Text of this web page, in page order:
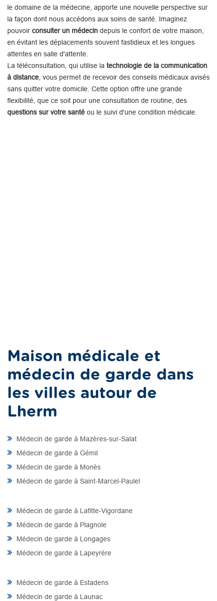
le domaine de la médecine, apporte une nouvelle perspective sur
la façon dont nous accédons aux soins de santé. Imaginez
pouvoir consulter un médecin depuis le confort de votre maison,
en évitant les déplacements souvent fastidieux et les longues
attentes en salle d'attente.
La téléconsultation, qui utilise la technologie de la communication
à distance , vous permet de recevoir des conseils médicaux avisés
sans quitter votre domicile. Cette option offre une grande
flexibilité, que ce soit pour une consultation de routine, des
questions sur votre santé ou le suivi d'une condition médicale.
Maison médicale et
médecin de garde dans
les villes autour de
Lherm
Médecin de garde à Mazères-sur-Salat
Médecin de garde à Gémil
Médecin de garde à Monès
Médecin de garde à Saint-Marcel-Paulel
Médecin de garde à Lafitte-Vigordane
Médecin de garde à Plagnole
Médecin de garde à Longages
Médecin de garde à Lapeyrère
Médecin de garde à Estadens
Médecin de garde à Launac